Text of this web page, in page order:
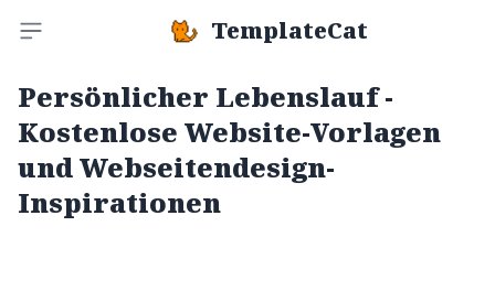
Toggle sidebar TemplateCat
Persönlicher Lebenslauf -
Kostenlose Website-Vorlagen
und Webseitendesign-
Inspirationen